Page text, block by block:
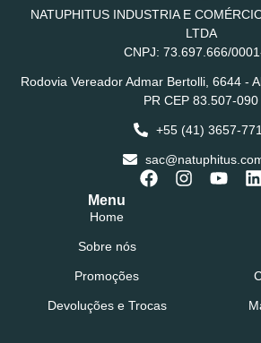
NATUPHITUS INDUSTRIA E
LTDA
CNPJ: 73.697.666/
Rodovia Vereador Admar Bertolli, 6644 -
PR CEP 83.507-090
+55 (41) 3657-
Menu
Home
Sobre nós
Promoções
Devoluções e Trocas